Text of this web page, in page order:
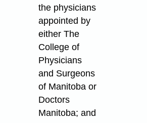
the physicians
appointed by
either The
College of
Physicians
and Surgeons
of Manitoba or
Doctors
Manitoba; and